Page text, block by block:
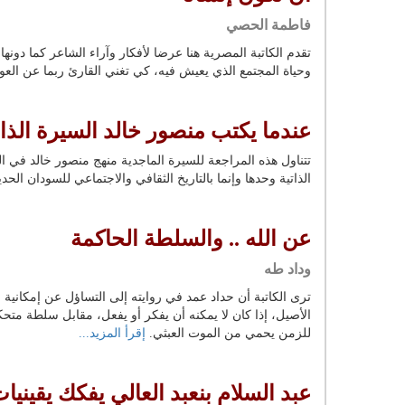
فاطمة الحصي
تقدم الكاتبة المصرية هنا عرضا لأفكار وآراء الشاعر كما
وحياة المجتمع الذي يعيش فيه، كي تغني القارئ ربما عن
عندما يكتب منصور خالد السيرة
تتناول هذه المراجعة للسيرة الماجدية منهج منصور خالد
الذاتية وحدها وإنما بالتاريخ الثقافي والاجتماعي
عن الله .. والسلطة الحاكمة
وداد طه
ترى الكاتبة أن حداد عمد في روايته إلى التساؤل عن
الأصيل، إذا كان لا يمكنه أن يفكر أو يفعل، مقابل سلطة
للزمن يحمي من الموت العبثي.
إقرأ المزيد...
عبد السلام بنعبد العالي يفكك